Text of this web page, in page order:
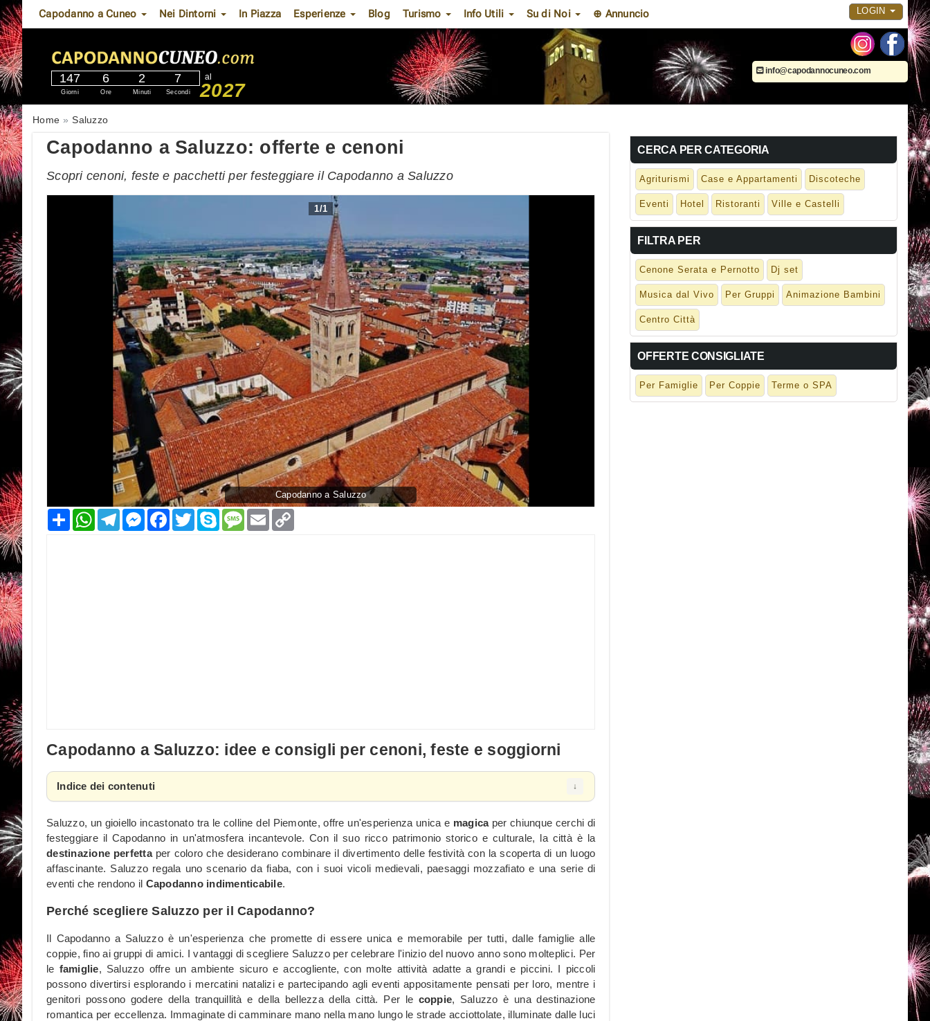
Capodanno a Cuneo Nei Dintorni In Piazza Esperienze Blog Turismo Info Utili Su di Noi ⊕ Annuncio LOGIN
147
Giorni
6
Ore
2
Minuti
6
Secondi
al
2027
info@capodannocuneo.com
Home Saluzzo
Capodanno a Saluzzo: offerte e cenoni
Scopri cenoni, feste e pacchetti per festeggiare il Capodanno a Saluzzo
1/1
Capodanno a Saluzzo
CondividiWhatsAppTelegramMessenger
Facebook
TwitterSkypeMessage
Email
Capodanno a Saluzzo: idee e consigli per cenoni, feste e soggiorni
Indice dei contenuti
Saluzzo, un gioiello incastonato tra le colline del Piemonte, offre un'esperienza unica e magicaper chiunque cerchi di
festeggiare il Capodanno in un'atmosfera incantevole. Con il suo ricco patrimonio storico e culturale, la città è la
destinazione perfettaper coloro che desiderano combinare il divertimento delle festività con la scoperta di un luogo
affascinante. Saluzzo regala uno scenario da fiaba, con i suoi vicoli medievali, paesaggi mozzafiato e una serie di
eventi che rendono il Capodanno indimenticabile.
Perché scegliere Saluzzo per il Capodanno?
Il Capodanno a Saluzzo è un'esperienza che promette di essere unica e memorabile per tutti, dalle famiglie alle
coppie, fino ai gruppi di amici. I vantaggi di scegliere Saluzzo per celebrare l'inizio del nuovo anno sono molteplici. Per
le famiglie, Saluzzo offre un ambiente sicuro e accogliente, con molte attività adatte a grandi e piccini. I piccoli
possono divertirsi esplorando i mercatini natalizi e partecipando agli eventi appositamente pensati per loro, mentre i
genitori possono godere della tranquillità e della bellezza della città. Per le coppie, Saluzzo è una destinazione
romantica per eccellenza. Immaginate di camminare mano nella mano lungo le strade acciottolate, illuminate dalle luci
CERCA PER CATEGORIA
Agriturismi Case e Appartamenti Discoteche
Eventi Hotel Ristoranti Ville e Castelli
FILTRA PER
Cenone Serata e Pernotto Dj set
Musica dal Vivo Per Gruppi Animazione Bambini
Centro Città
OFFERTE CONSIGLIATE
Per Famiglie Per Coppie Terme o SPA